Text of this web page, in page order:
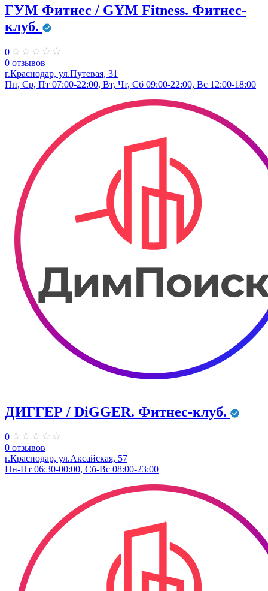
ГУМ Фитнес / GYM Fitness. Фитнес-
клуб.
0
0 отзывов
г.Краснодар, ул.Путевая, 31
Пн, Ср, Пт 07:00-22:00, Вт, Чт, Сб 09:00-22:00, Вс 12:00-18:00
ДИГГЕР / DiGGER. Фитнес-клуб.
0
0 отзывов
г.Краснодар, ул.Аксайская, 57
Пн-Пт 06:30-00:00, Сб-Вс 08:00-23:00